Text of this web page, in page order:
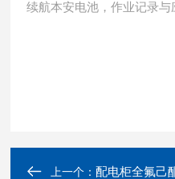
续航本安电池，作业记录与
上一个： 配电柜全氟己